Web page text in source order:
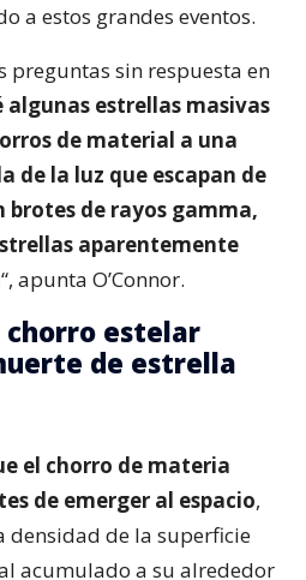
a estos grandes eventos.
preguntas sin respuesta en
algunas estrellas masivas
de material a una
de la luz que escapan de
brotes de rayos gamma,
aparentemente
“, apunta O’Connor.
chorro estelar
de estrella
el chorro de materia
de emerger al espacio,
de la superficie
acumulado a su alrededor